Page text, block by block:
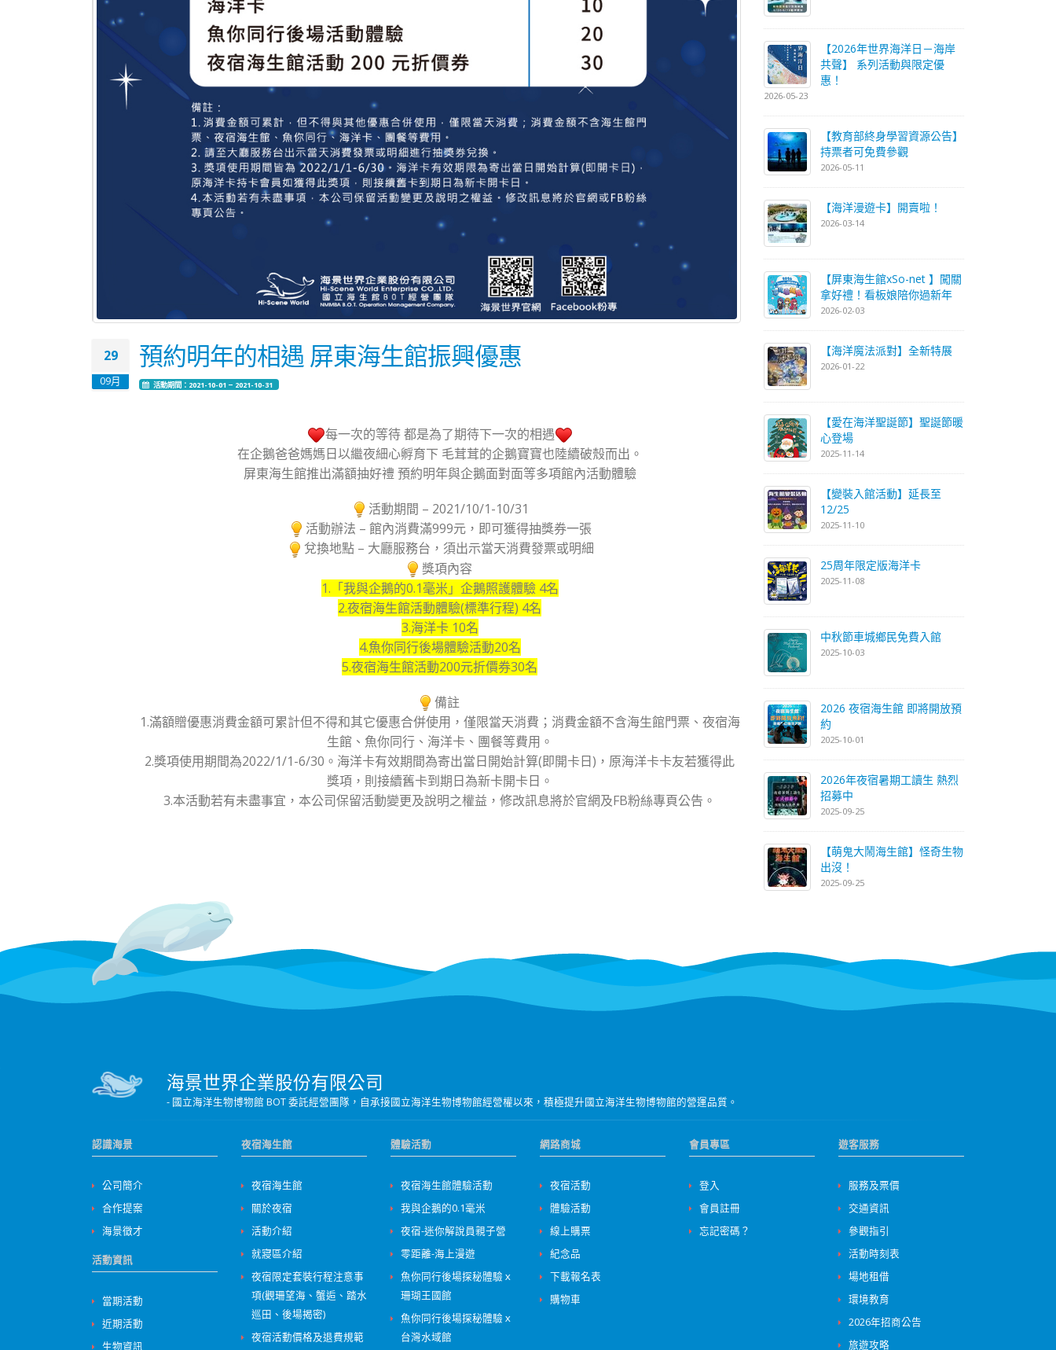
29
09月
預約明年的相遇 屏東海生館振興優惠
活動期間：2021-10-01 ~ 2021-10-31
每一次的等待 都是為了期待下一次的相遇
在企鵝爸爸媽媽日以繼夜細心孵育下 毛茸茸的企鵝寶寶也陸續破殼而出。
屏東海生館推出滿額抽好禮 預約明年與企鵝面對面等多項館內活動體驗
活動期間 – 2021/10/1-10/31
活動辦法 – 館內消費滿999元，即可獲得抽獎券一張
兌換地點 – 大廳服務台，須出示當天消費發票或明細
獎項內容
1.「我與企鵝的0.1毫米」企鵝照護體驗 4名
2.夜宿海生館活動體驗(標準行程) 4名
3.海洋卡 10名
4.魚你同行後場體驗活動20名
5.夜宿海生館活動200元折價券30名
備註
1.滿額贈優惠消費金額可累計但不得和其它優惠合併使用，僅限當天消費；消費金額不含海生館門票、夜宿海
生館、魚你同行、海洋卡、團餐等費用。
2.獎項使用期間為2022/1/1-6/30。海洋卡有效期間為寄出當日開始計算(即開卡日)，原海洋卡卡友若獲得此
獎項，則接續舊卡到期日為新卡開卡日。
3.本活動若有未盡事宜，本公司保留活動變更及說明之權益，修改訊息將於官網及FB粉絲專頁公告。
【2026年世界海洋日－海岸
共聲】 系列活動與限定優
惠！
2026-05-23
【教育部終身學習資源公告】
持票者可免費參觀
2026-05-11
【海洋漫遊卡】開賣啦！
2026-03-14
【屏東海生館xSo-net 】闖關
拿好禮！看板娘陪你過新年
2026-02-03
【海洋魔法派對】全新特展
2026-01-22
【愛在海洋聖誕節】聖誕節暖
心登場
2025-11-14
【變裝入館活動】延長至
12/25
2025-11-10
25周年限定版海洋卡
2025-11-08
中秋節車城鄉民免費入館
2025-10-03
2026 夜宿海生館 即將開放預
約
2025-10-01
2026年夜宿暑期工讀生 熱烈
招募中
2025-09-25
【萌鬼大鬧海生館】怪奇生物
出沒！
2025-09-25
海景世界企業股份有限公司
- 國立海洋生物博物館 BOT 委託經營團隊，自承接國立海洋生物博物館經營權以來，積極提升國立海洋生物博物館的營運品質。
認識海景
公司簡介
合作提案
海景徵才
活動資訊
當期活動
近期活動
生物資訊
夜宿海生館
夜宿海生館
關於夜宿
活動介紹
就寢區介紹
夜宿限定套裝行程注意事
項(觀珊望海、蟹逅、踏水
巡田、後場揭密)
夜宿活動價格及退費規範
體驗活動
夜宿海生館體驗活動
我與企鵝的0.1毫米
夜宿-迷你解說員親子營
零距離-海上漫遊
魚你同行後場探秘體驗ｘ
珊瑚王國館
魚你同行後場探秘體驗ｘ
台灣水域館
網路商城
夜宿活動
體驗活動
線上購票
紀念品
下載報名表
購物車
會員專區
登入
會員註冊
忘記密碼？
遊客服務
服務及票價
交通資訊
參觀指引
活動時刻表
場地租借
環境教育
2026年招商公告
旅遊攻略